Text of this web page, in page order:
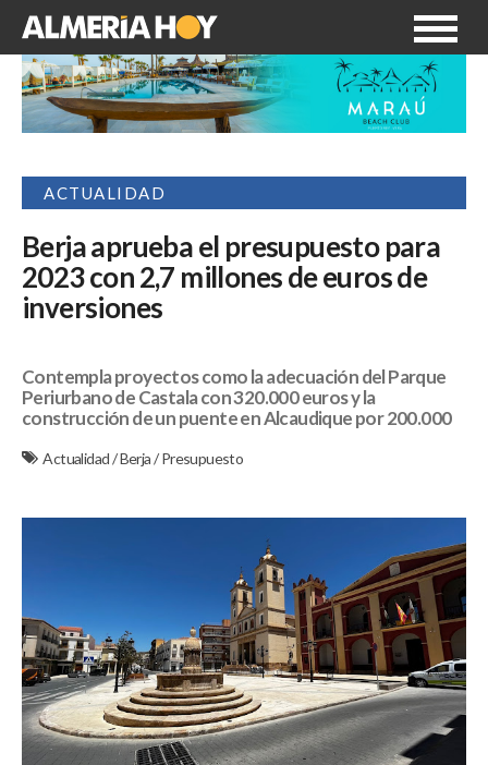
ACTUALIDAD
Berja aprueba el presupuesto para
2023 con 2,7 millones de euros de
inversiones
Contempla proyectos como la adecuación del Parque
Periurbano de Castala con 320.000 euros y la
construcción de un puente en Alcaudique por 200.000
Actualidad/Berja/Presupuesto